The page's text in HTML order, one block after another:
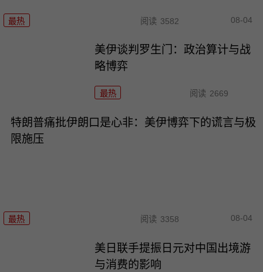
最热 阅读 3582 08-04
美伊谈判罗生门：政治算计与战
略博弈
最热 阅读 2669
特朗普痛批伊朗口是心非：美伊博弈下的谎言与极
限施压
最热 阅读 3358 08-04
美日联手提振日元对中国出境游
与消费的影响